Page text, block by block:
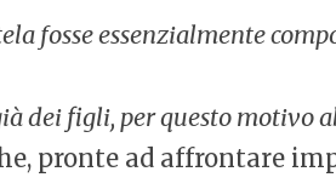
fosse essenzialmente
dei figli, per questo motivo
pronte ad affrontare